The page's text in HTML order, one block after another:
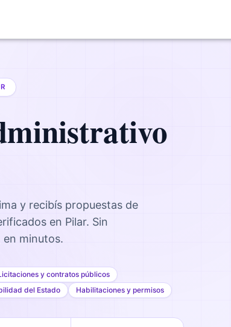
y recibís propuestas de
en Pilar. Sin
en minutos.
y contratos públicos
del Estado Habilitaciones y permisos